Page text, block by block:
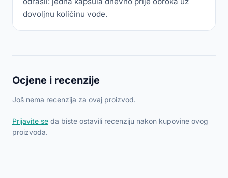
dovoljnu količinu vode.
Ocjene i recenzije
Još nema recenzija za ovaj proizvod.
Prijavite se da biste ostavili recenziju nakon kupovine ovog
proizvoda.